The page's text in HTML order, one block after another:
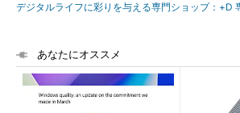
デジタルライフに彩りを与える専門ショップ：+D
あなたにオススメ